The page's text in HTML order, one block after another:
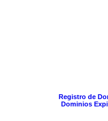
Registro de
Dominios